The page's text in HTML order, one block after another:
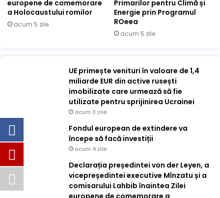
europene de comemorare
a Holocaustului romilor
acum 5 zile
Primarilor pentru Climă și
Energie prin Programul
ROeea
acum 5 zile
UE primește venituri în valoare de 1,4
miliarde EUR din active rusești
imobilizate care urmează să fie
utilizate pentru sprijinirea Ucrainei
acum 3 zile
Fondul european de extindere va
începe să facă investiții
acum 4 zile
Declarația președintei von der Leyen, a
vicepreședintei executive Mînzatu și a
comisarului Lahbib înaintea Zilei
europene de comemorare a